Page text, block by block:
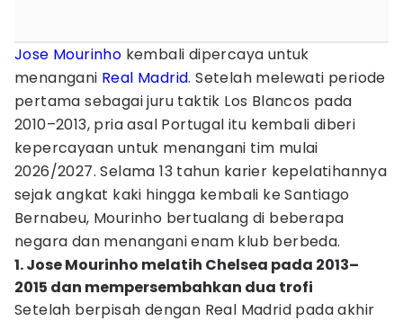
Jose Mourinho kembali dipercaya untuk
menangani Real Madrid. Setelah melewati periode
pertama sebagai juru taktik Los Blancos pada
2010–2013, pria asal Portugal itu kembali diberi
kepercayaan untuk menangani tim mulai
2026/2027. Selama 13 tahun karier kepelatihannya
sejak angkat kaki hingga kembali ke Santiago
Bernabeu, Mourinho bertualang di beberapa
negara dan menangani enam klub berbeda.
1. Jose Mourinho melatih Chelsea pada 2013–
2015 dan mempersembahkan dua trofi
Setelah berpisah dengan Real Madrid pada akhir